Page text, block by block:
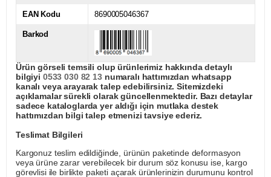
EAN Kodu 8690005046367
Barkod
Ürün görseli temsili olup ürünlerimiz hakkında detaylı
bilgiyi 0533 030 82 13numaralı hattımızdan whatsapp
kanalı veya arayarak talep edebilirsiniz. Sitemizdeki
açıklamalar sürekli olarak güncellenmektedir. Bazı detaylar
sadece kataloglarda yer aldığı için mutlaka destek
hattımızdan bilgi talep etmenizi tavsiye ederiz.
Teslimat Bilgileri
Kargonuz teslim edildiğinde, ürünün paketinde deformasyon
veya ürüne zarar verebilecek bir durum söz konusu ise, kargo
görevlisi ile birlikte paketi açarak ürünlerinizin durumunu kontrol